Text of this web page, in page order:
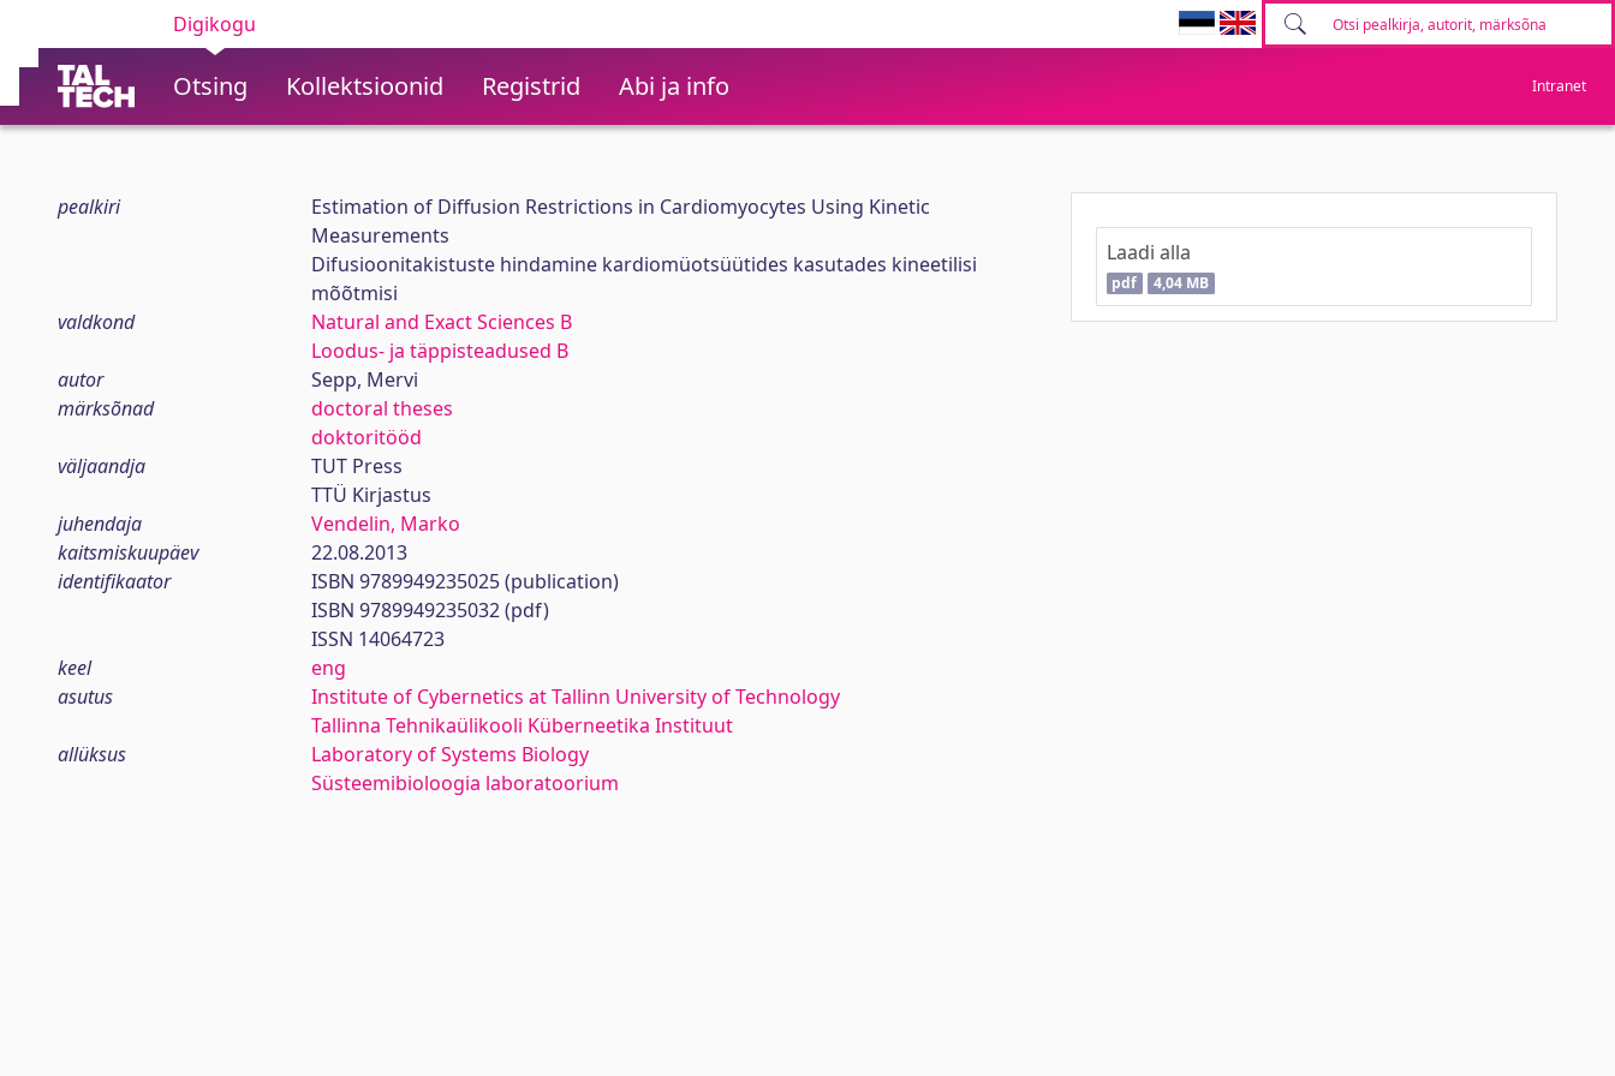
Digikogu
Otsing Kollektsioonid Registrid Abi ja info Intranet
pealkiri
Estimation of Diffusion Restrictions in Cardiomyocytes Using Kinetic
Measurements
Difusioonitakistuste hindamine kardiomüotsüütides kasutades kineetilisi
mõõtmisi
valdkond
Natural and Exact Sciences B
Loodus- ja täppisteadused B
autor
Sepp, Mervi
märksõnad
doctoral theses
doktoritööd
väljaandja
TUT Press
TTÜ Kirjastus
juhendaja
Vendelin, Marko
kaitsmiskuupäev
22.08.2013
identifikaator
ISBN 9789949235025 (publication)
ISBN 9789949235032 (pdf)
ISSN 14064723
keel
eng
asutus
Institute of Cybernetics at Tallinn University of Technology
Tallinna Tehnikaülikooli Küberneetika Instituut
allüksus
Laboratory of Systems Biology
Süsteemibioloogia laboratoorium
Laadi alla
pdf 4,04 MB